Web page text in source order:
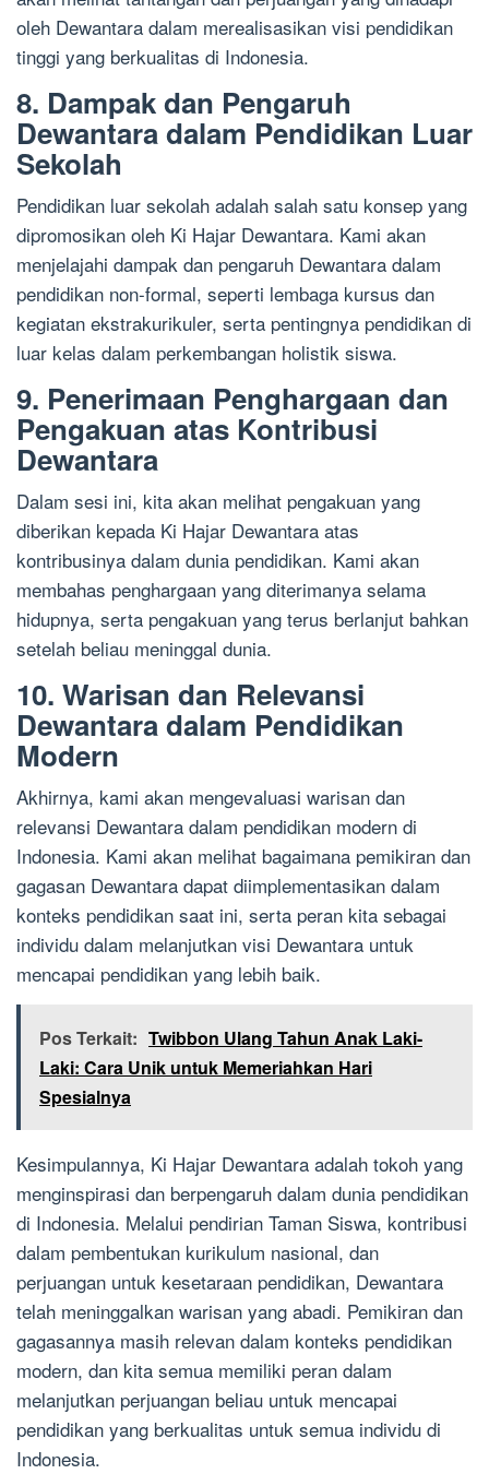
oleh Dewantara dalam merealisasikan visi pendidikan
tinggi yang berkualitas di Indonesia.
8. Dampak dan Pengaruh
Dewantara dalam Pendidikan Luar
Sekolah
Pendidikan luar sekolah adalah salah satu konsep yang
dipromosikan oleh Ki Hajar Dewantara. Kami akan
menjelajahi dampak dan pengaruh Dewantara dalam
pendidikan non-formal, seperti lembaga kursus dan
kegiatan ekstrakurikuler, serta pentingnya pendidikan di
luar kelas dalam perkembangan holistik siswa.
9. Penerimaan Penghargaan dan
Pengakuan atas Kontribusi
Dewantara
Dalam sesi ini, kita akan melihat pengakuan yang
diberikan kepada Ki Hajar Dewantara atas
kontribusinya dalam dunia pendidikan. Kami akan
membahas penghargaan yang diterimanya selama
hidupnya, serta pengakuan yang terus berlanjut bahkan
setelah beliau meninggal dunia.
10. Warisan dan Relevansi
Dewantara dalam Pendidikan
Modern
Akhirnya, kami akan mengevaluasi warisan dan
relevansi Dewantara dalam pendidikan modern di
Indonesia. Kami akan melihat bagaimana pemikiran dan
gagasan Dewantara dapat diimplementasikan dalam
konteks pendidikan saat ini, serta peran kita sebagai
individu dalam melanjutkan visi Dewantara untuk
mencapai pendidikan yang lebih baik.
Pos Terkait: Twibbon Ulang Tahun Anak Laki-
Laki: Cara Unik untuk Memeriahkan Hari
Spesialnya
Kesimpulannya, Ki Hajar Dewantara adalah tokoh yang
menginspirasi dan berpengaruh dalam dunia pendidikan
di Indonesia. Melalui pendirian Taman Siswa, kontribusi
dalam pembentukan kurikulum nasional, dan
perjuangan untuk kesetaraan pendidikan, Dewantara
telah meninggalkan warisan yang abadi. Pemikiran dan
gagasannya masih relevan dalam konteks pendidikan
modern, dan kita semua memiliki peran dalam
melanjutkan perjuangan beliau untuk mencapai
pendidikan yang berkualitas untuk semua individu di
Indonesia.